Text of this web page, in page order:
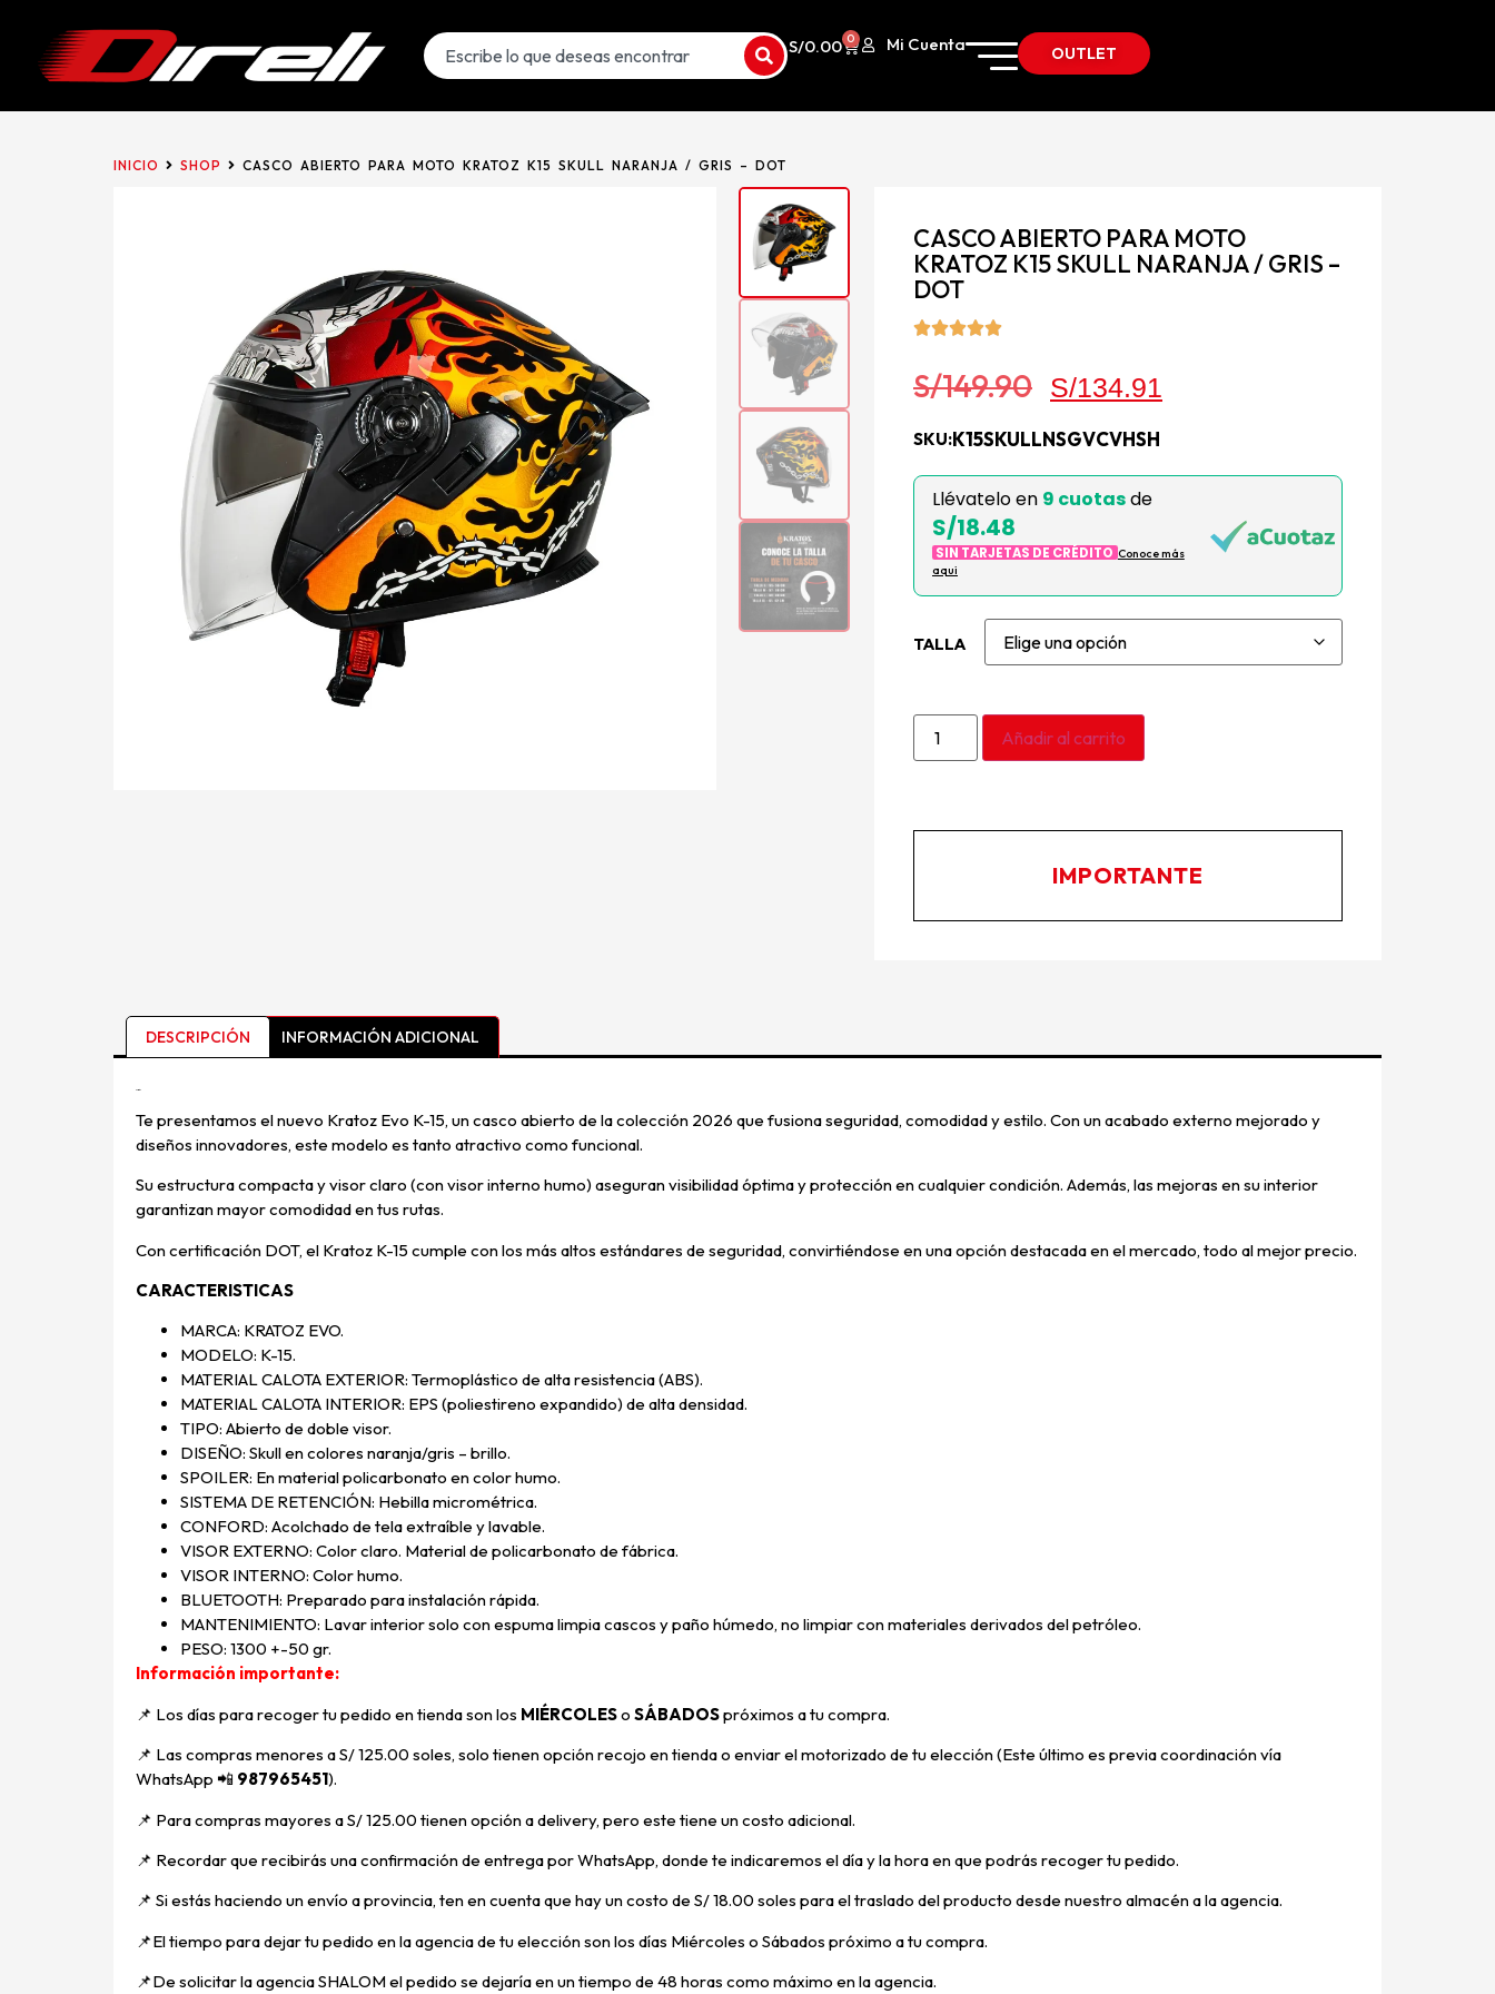
S/0.00 0 Mi Cuenta OUTLET
INICIO SHOP CASCO ABIERTO PARA MOTO KRATOZ K15 SKULL NARANJA / GRIS – DOT
CASCO ABIERTO PARA MOTO
KRATOZ K15 SKULL NARANJA / GRIS –
DOT
S/149.90 S/134.91
SKU:K15SKULLNSGVCVHSH
Llévatelo en 9 cuotasde
S/18.48
SIN TARJETAS DE CRÉDITO Conoce más
aqui
TALLA
Añadir al carrito
IMPORTANTE
DESCRIPCIÓN INFORMACIÓN ADICIONAL
Te presentamos el nuevo Kratoz Evo K-15, un casco abierto de la colección 2026 que fusiona seguridad, comodidad y estilo. Con un acabado externo mejorado y
diseños innovadores, este modelo es tanto atractivo como funcional.
Su estructura compacta y visor claro (con visor interno humo) aseguran visibilidad óptima y protección en cualquier condición. Además, las mejoras en su interior
garantizan mayor comodidad en tus rutas.
Con certificación DOT, el Kratoz K-15 cumple con los más altos estándares de seguridad, convirtiéndose en una opción destacada en el mercado, todo al mejor precio.
CARACTERISTICAS
MARCA: KRATOZ EVO.
MODELO: K-15.
MATERIAL CALOTA EXTERIOR: Termoplástico de alta resistencia (ABS).
MATERIAL CALOTA INTERIOR: EPS (poliestireno expandido) de alta densidad.
TIPO: Abierto de doble visor.
DISEÑO: Skull en colores naranja/gris – brillo.
SPOILER: En material policarbonato en color humo.
SISTEMA DE RETENCIÓN: Hebilla micrométrica.
CONFORD: Acolchado de tela extraíble y lavable.
VISOR EXTERNO: Color claro. Material de policarbonato de fábrica.
VISOR INTERNO: Color humo.
BLUETOOTH: Preparado para instalación rápida.
MANTENIMIENTO: Lavar interior solo con espuma limpia cascos y paño húmedo, no limpiar con materiales derivados del petróleo.
PESO: 1300 +-50 gr.
Información importante:
📌 Los días para recoger tu pedido en tienda son los MIÉRCOLESo SÁBADOSpróximos a tu compra.
📌 Las compras menores a S/ 125.00 soles, solo tienen opción recojo en tienda o enviar el motorizado de tu elección (Este último es previa coordinación vía
WhatsApp 📲 987965451).
📌 Para compras mayores a S/ 125.00 tienen opción a delivery, pero este tiene un costo adicional.
📌 Recordar que recibirás una confirmación de entrega por WhatsApp, donde te indicaremos el día y la hora en que podrás recoger tu pedido.
📌 Si estás haciendo un envío a provincia, ten en cuenta que hay un costo de S/ 18.00 soles para el traslado del producto desde nuestro almacén a la agencia.
📌El tiempo para dejar tu pedido en la agencia de tu elección son los días Miércoles o Sábados próximo a tu compra.
📌De solicitar la agencia SHALOM el pedido se dejaría en un tiempo de 48 horas como máximo en la agencia.